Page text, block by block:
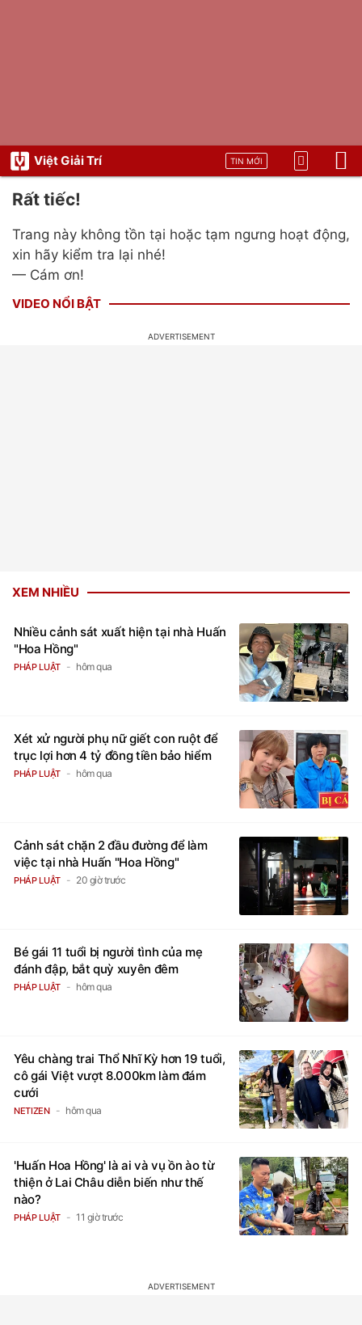
Việt Giải Trí TIN MỚI
Rất tiếc!
Trang này không tồn tại hoặc tạm ngưng hoạt động,
xin hãy kiểm tra lại nhé!
— Cám ơn!
VIDEO NỔI BẬT
XEM NHIỀU
Nhiều cảnh sát xuất hiện tại nhà Huấn
"Hoa Hồng"
PHÁP LUẬT hôm qua
Xét xử người phụ nữ giết con ruột để
trục lợi hơn 4 tỷ đồng tiền bảo hiểm
PHÁP LUẬT hôm qua
Cảnh sát chặn 2 đầu đường để làm
việc tại nhà Huấn "Hoa Hồng"
PHÁP LUẬT 20 giờ trước
Bé gái 11 tuổi bị người tình của mẹ
đánh đập, bắt quỳ xuyên đêm
PHÁP LUẬT hôm qua
Yêu chàng trai Thổ Nhĩ Kỳ hơn 19 tuổi,
cô gái Việt vượt 8.000km làm đám
cưới
NETIZEN hôm qua
'Huấn Hoa Hồng' là ai và vụ ồn ào từ
thiện ở Lai Châu diễn biến như thế
nào?
PHÁP LUẬT 11 giờ trước